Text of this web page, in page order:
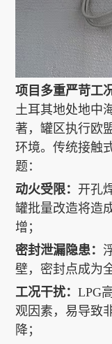
项目多重严苛工
土耳其地处地中
著，罐区执行欧
环境。传统接触
题：
动火受限： 开孔
罐批量改造将造
增；
密封泄漏隐患：
壁，密封点成为
工况干扰：LPG
观因素，易导致
降；